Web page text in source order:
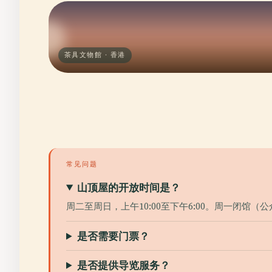
茶具文物館 · 香港
常见问题
山顶屋的开放时间是？
周二至周日，上午10:00至下午6:00。周一闭馆（公
是否需要门票？
是否提供导览服务？